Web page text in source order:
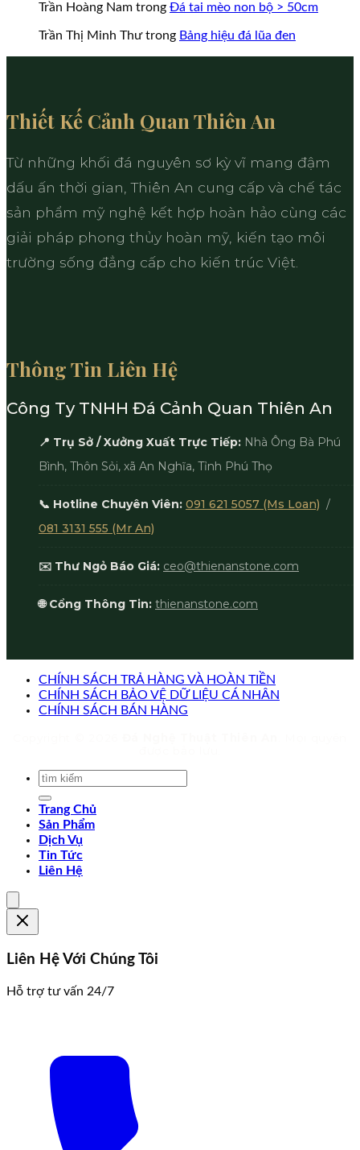
Trần Hoàng Nam trong Đá tai mèo non bộ > 50cm
Trần Thị Minh Thưtrong Bảng hiệu đá lũa đen
Thiết Kế Cảnh Quan Thiên An
Từ những khối đá nguyên sơ kỳ vĩ mang đậm
dấu ấn thời gian, Thiên An cung cấp và chế tác
sản phẩm mỹ nghệ kết hợp hoàn hảo cùng các
giải pháp phong thủy hoàn mỹ, kiến tạo môi
trường sống đẳng cấp cho kiến trúc Việt.
Thông Tin Liên Hệ
Công Ty TNHH Đá Cảnh Quan Thiên An
📍 Trụ Sở / Xưởng Xuất Trực Tiếp: Nhà Ông Bà Phú
Bình, Thôn Sỏi, xã An Nghĩa, Tỉnh Phú Thọ
📞 Hotline Chuyên Viên: 091 621 5057 (Ms Loan) /
081 3131 555 (Mr An)
✉️ Thư Ngỏ Báo Giá: ceo@thienanstone.com
🌐 Cổng Thông Tin: thienanstone.com
CHÍNH SÁCH TRẢ HÀNG VÀ HOÀN TIỀN
CHÍNH SÁCH BẢO VỆ DỮ LIỆU CÁ NHÂN
CHÍNH SÁCH BÁN HÀNG
Trang Chủ
Sản Phẩm
Dịch Vụ
Tin Tức
Liên Hệ
Liên Hệ Với Chúng Tôi
Hỗ trợ tư vấn 24/7